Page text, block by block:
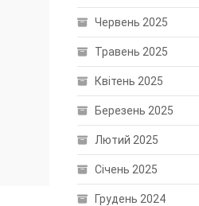
Червень 2025
Травень 2025
Квітень 2025
Березень 2025
Лютий 2025
Січень 2025
Грудень 2024